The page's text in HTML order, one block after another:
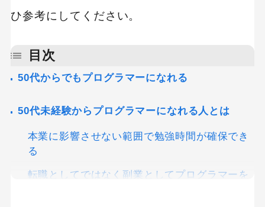
ひ参考にしてください。
目次
50代からでもプログラマーになれる
50代未経験からプログラマーになれる人とは
本業に影響させない範囲で勉強時間が確保でき
る
転職としてではなく副業としてプログラマーを